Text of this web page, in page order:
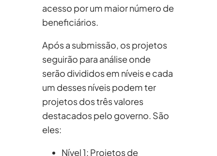
acesso por um maior número de
beneficiários.
Após a submissão, os projetos
seguirão para análise onde
serão divididos em níveis e cada
um desses níveis podem ter
projetos dos três valores
destacados pelo governo. São
eles:
Nível 1: Projetos de